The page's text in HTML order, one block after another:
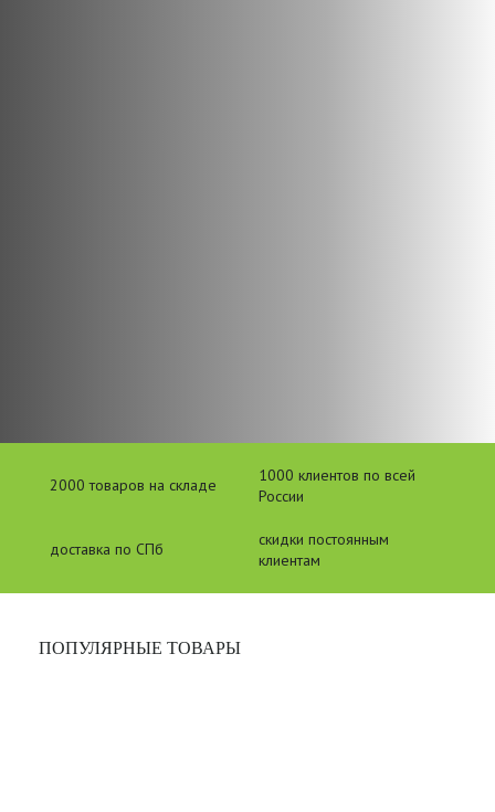
2000 товаров на складе
1000 клиентов по всей
России
доставка по СПб
скидки постоянным
клиентам
ПОПУЛЯРНЫЕ ТОВАРЫ